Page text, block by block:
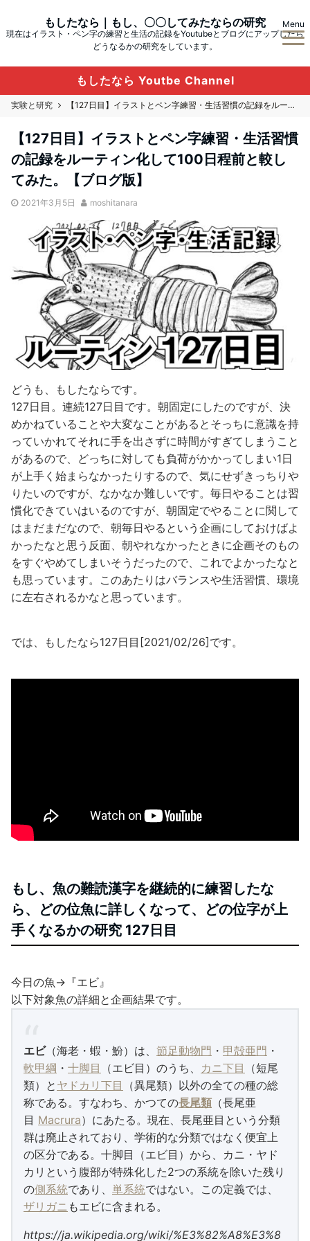
もしたなら｜もし、〇〇してみたならの研究
現在はイラスト・ペン字の練習と生活の記録をYoutubeとブログにアップしたら
どうなるかの研究をしています。
Menu
もしたなら Youtbe Channel
実験と研究 【127日目】イラストとペン字練習・生活習慣の記録をルーティン化して100日程前と較してみた。【ブログ版】
【127日目】イラストとペン字練習・生活習慣
の記録をルーティン化して100日程前と較し
てみた。【ブログ版】
2021年3月5日 moshitanara
どうも、もしたならです。
127日目。連続127日目です。朝固定にしたのですが、決
めかねていることや大変なことがあるとそっちに意識を持
っていかれてそれに手を出さずに時間がすぎてしまうこと
があるので、どっちに対しても負荷がかかってしまい1日
が上手く始まらなかったりするので、気にせずきっちりや
りたいのですが、なかなか難しいです。毎日やることは習
慣化できていはいるのですが、朝固定でやることに関して
はまだまだなので、朝毎日やるという企画にしておけばよ
かったなと思う反面、朝やれなかったときに企画そのもの
をすぐやめてしまいそうだったので、これでよかったなと
も思っています。このあたりはバランスや生活習慣、環境
に左右されるかなと思っています。
では、もしたなら127日目[2021/02/26]です。
もし、魚の難読漢字を継続的に練習したな
ら、どの位魚に詳しくなって、どの位字が上
手くなるかの研究 127日目
今日の魚→『エビ』
以下対象魚の詳細と企画結果です。
エビ（海老・蝦・魵）は、 節足動物門 ・ 甲殻亜門 ・
軟甲綱 ・ 十脚目 （エビ目）のうち、 カニ下目
（短尾
類）と ヤドカリ下目
（異尾類）以外の全ての種の総
称である。すなわち、かつての長尾類 （長尾亜
目 Macrura）にあたる。現在、長尾亜目という分類
群は廃止されており、学術的な分類ではなく便宜上
の区分である。十脚目（エビ目）から、カニ・ヤド
カリという腹部が特殊化した2つの系統を除いた残り
の側系統であり、 単系統ではない。この定義では、
ザリガニ もエビに含まれる。
https://ja.wikipedia.org/wiki/%E3%82%A8%E3%8